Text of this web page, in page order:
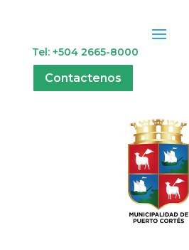
Tel: +504 2665-8000
Contactenos